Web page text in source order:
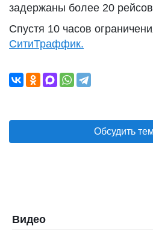
задержаны более 20
Спустя 10 часов
СитиТраффик.
Обсудить
Видео